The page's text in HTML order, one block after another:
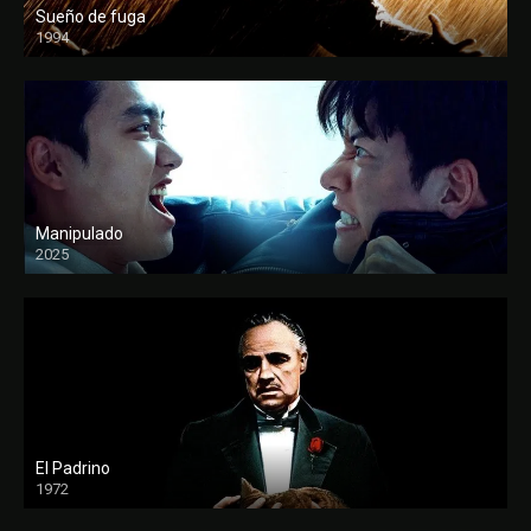
Sueño de fuga
1994
FULL HD
Manipulado
2025
El Padrino
1972
FULL HD